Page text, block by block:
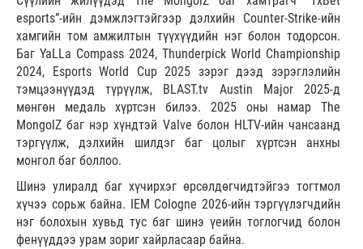
esports”-ийн дэмжлэгтэйгээр дэлхийн Counter-Strike-ийн
хамгийн том амжилтын түүхүүдийн нэг болон тодорсон.
Баг YaLLa Compass 2024, Thunderpick World Championship
2024, Esports World Cup 2025 зэрэг дээд зэрэглэлийн
тэмцээнүүдэд түрүүлж, BLAST.tv Austin Major 2025-д
мөнгөн медаль хүртсэн билээ. 2025 оны намар The
MongolZ баг нэр хүндтэй Valve болон HLTV-ийн чансаанд
тэргүүлж, дэлхийн шилдэг баг цолыг хүртсэн анхны
монгол баг боллоо.
Шинэ улиралд баг хүчирхэг өрсөлдөгчидтэйгээ тогтмол
хүчээ сорьж байна. IEM Cologne 2026-ийн тэргүүлэгчдийн
нэг болохын хувьд тус баг шинэ үеийн тоглогчид болон
фенүүддээ урам зориг хайрласаар байна.